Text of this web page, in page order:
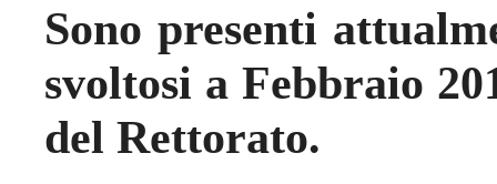
Sono presenti
svoltosi a Febbraio
del Rettorato.